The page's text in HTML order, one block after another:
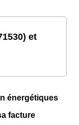
et
énergétiques
facture